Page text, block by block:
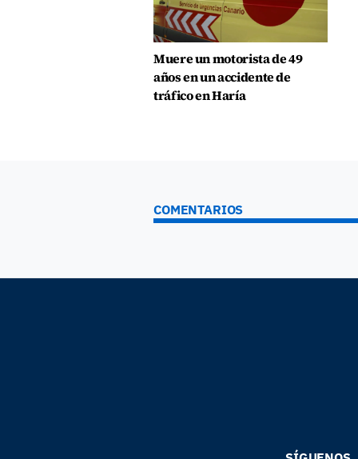
Muere un motorista de 49
años en un accidente de
tráfico en Haría
COMENTARIOS